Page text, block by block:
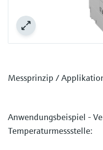
Messprinzip /
Anwendungsbeispiel -
Temperaturmessstelle: